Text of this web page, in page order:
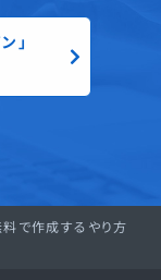
」
で作成するやり方